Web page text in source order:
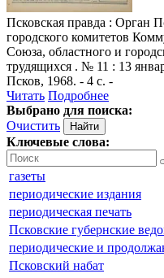
Псковская правда : Орган
городского комитетов
Союза, областного и
трудящихся . № 11 : 13
Псков, 1968. - 4 с. -
Читать Подробнее
Выбрано для поиска:
Очистить
Ключевые слова:
газеты
периодические издания
периодическая печать
Псковские губернские
периодические и
Псковский набат